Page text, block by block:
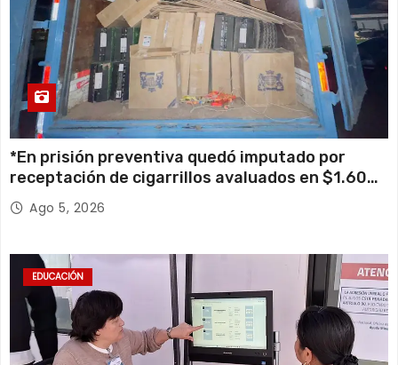
*En prisión preventiva quedó imputado por
receptación de cigarrillos avaluados en $1.600
millones*
Ago 5, 2026
EDUCACIÓN